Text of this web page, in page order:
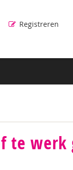
Registreren
te werk